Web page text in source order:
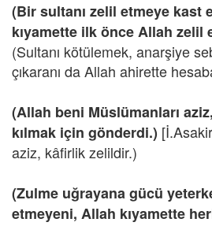
(Bir sultanı zelil etmeye kast
kıyamette ilk önce Allah zelil
(Sultanı kötülemek, anarşiye
çıkaranı da Allah ahirette
(Allah beni Müslümanları
kılmak için gönderdi.)
aziz, kâfirlik zelildir.)
(Zulme uğrayana gücü
etmeyeni, Allah kıyamette